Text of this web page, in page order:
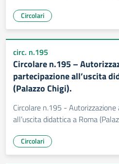
Circolari
circ. n.195
Circolare n.195 –
partecipazione all’uscita
(Palazzo Chigi).
Circolare n.195 -
all’uscita didattica a Roma
Circolari